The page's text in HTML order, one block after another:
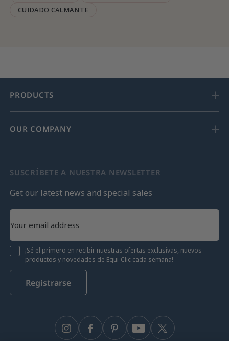
CUIDADO CALMANTE
PRODUCTS
OUR COMPANY
SUSCRÍBETE A NUESTRA NEWSLETTER
Get our latest news and special sales
¡Sé el primero en recibir nuestras ofertas exclusivas, nuevos
productos y novedades de Equi-Clic cada semana!
Registrarse
Facebook Twitter
YouTube
Pinterest
Instagram